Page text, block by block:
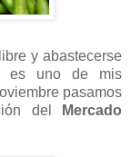
y abastecerse
es uno de mis
pasamos
del
Mercado